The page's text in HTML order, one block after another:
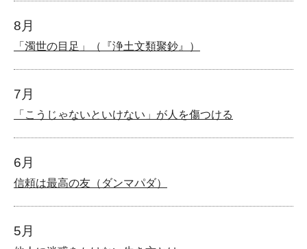
8月
「濁世の目足」（『浄土文類聚鈔』）
7月
「こうじゃないといけない」が人を傷つける
6月
信頼は最高の友（ダンマパダ）
5月